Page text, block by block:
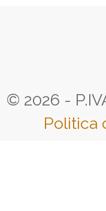
© 2026 -
Politica